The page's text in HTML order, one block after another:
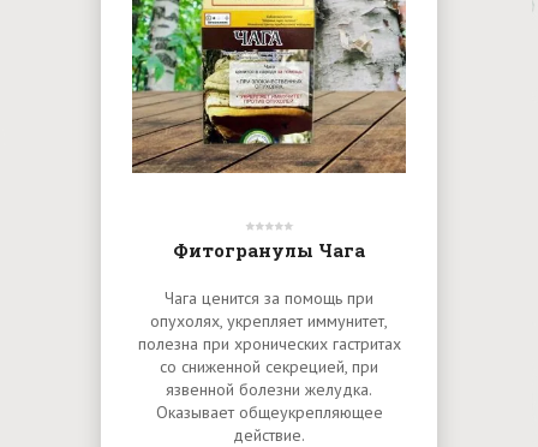
Фитогранулы Чага
Чага ценится за помощь при
опухолях, укрепляет иммунитет,
полезна при хронических гастритах
со сниженной секрецией, при
язвенной болезни желудка.
Оказывает общеукрепляющее
действие.